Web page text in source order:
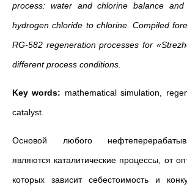
process: water and chlorine balance
hydrogen chloride to chlorine. Compiled
RG-582 regeneration processes for
different process conditions.
Key words: mathematical simulation,
catalyst.
Основой любого
являются каталитические процессы, от
которых зависит себестоимость и